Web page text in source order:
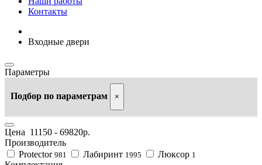
Контакты
Входные двери
Параметры
Подбор по параметрам ×
Цена 11150 - 69820р.
Производитель
Protector 981 Лабиринт 1995 Люксор 1